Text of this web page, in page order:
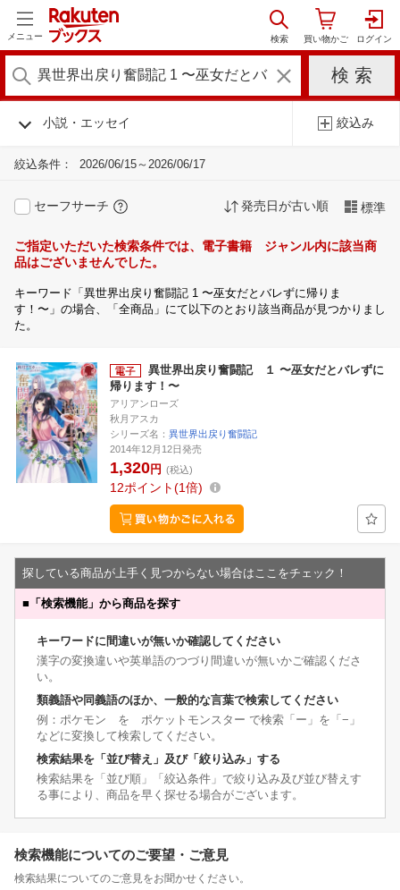
メニュー
小説・エッセイ 絞込み
絞込条件： 2026/06/15～2026/06/17
セーフサーチ 発売日が古い順 標準
ご指定いただいた検索条件では、電子書籍 ジャンル内に該当商
品はございませんでした。
キーワード「異世界出戻り奮闘記 1 〜巫女だとバレずに帰りま
す！〜」の場合、「全商品」にて以下のとおり該当商品が見つかりまし
た。
異世界出戻り奮闘記 １ 〜巫女だとバレずに
帰ります！〜
アリアンローズ
秋月アスカ
シリーズ名： 異世界出戻り奮闘記
2014年12月12日発売
1,320円 (税込)
12ポイント 1倍
探している商品が上手く見つからない場合はここをチェック！
■ 「検索機能」から商品を探す
キーワードに間違いが無いか確認してください
漢字の変換違いや英単語のつづり間違いが無いかご確認くださ
い。
類義語や同義語のほか、一般的な言葉で検索してください
例：ポケモン を ポケットモンスター で検索「ー」を「−」
などに変換して検索してください。
検索結果を「並び替え」及び「絞り込み」する
検索結果を「並び順」「絞込条件」で絞り込み及び並び替えす
る事により、商品を早く探せる場合がございます。
検索機能についてのご要望・ご意見
検索結果についてのご意見をお聞かせください。